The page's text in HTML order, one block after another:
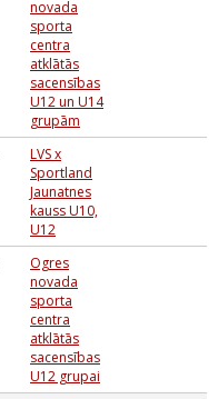
novada
sporta
centra
atklātās
sacensības
U12 un U14
grupām
LVS x
Sportland
Jaunatnes
kauss U10,
U12
Ogres
novada
sporta
centra
atklātās
sacensības
U12 grupai